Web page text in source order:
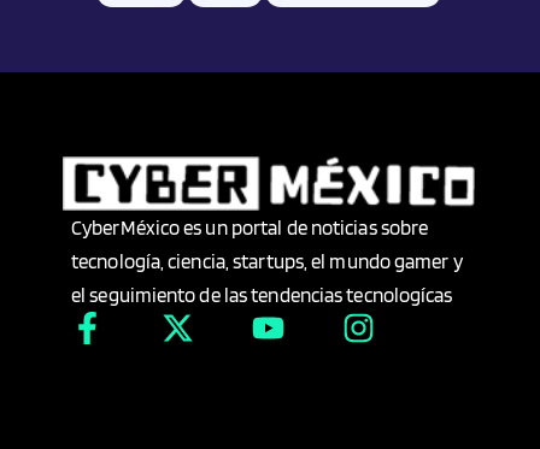
CyberMéxico es un portal de noticias sobre
tecnología, ciencia, startups, el mundo gamer y
el seguimiento de las tendencias tecnologícas